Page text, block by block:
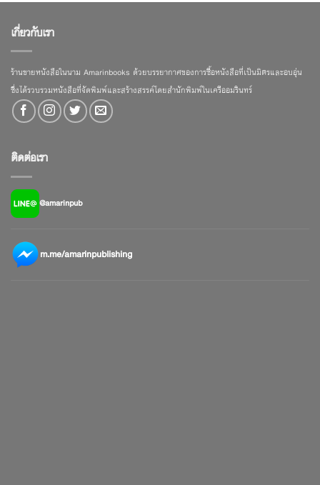
เกี่ยวกับเรา
ร้านขายหนังสือในนาม Amarinbooks ด้วยบรรยากาศของการซื้อหนังสือที่เป็นมิตรและอบอุ่น
ซึ่งได้รวบรวมหนังสือที่จัดพิมพ์และสร้างสรรค์โดยสำนักพิมพ์ในเครืออมรินทร์
ติดต่อเรา
@amarinpub
m.me/amarinpublishing